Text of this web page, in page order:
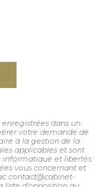
dans un
votre demande de
à la gestion de la
applicables et sont
informatique et libertés
vous concernant et
contact@cabinet-